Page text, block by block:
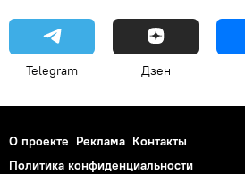
Telegram Дзен
О проекте Реклама Контакты
Политика конфиденциальности